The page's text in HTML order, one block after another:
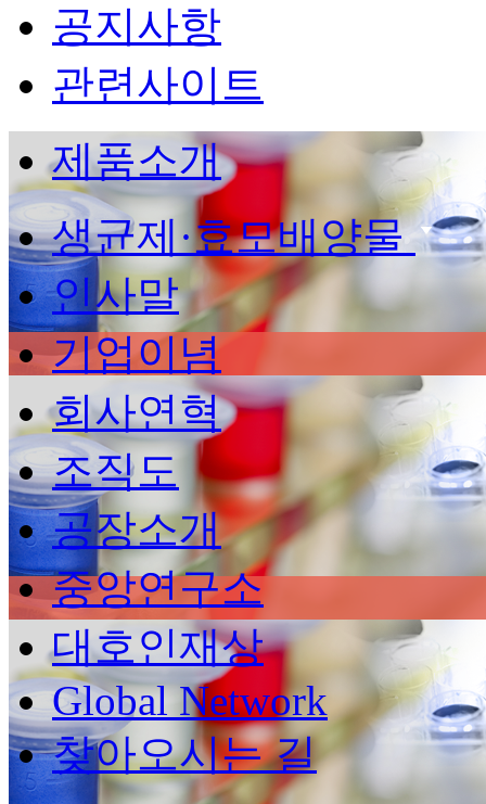
공지사항
관련사이트
제품소개
생균제·효모배양물
인사말
기업이념
회사연혁
조직도
공장소개
중앙연구소
대호인재상
Global Network
찾아오시는 길